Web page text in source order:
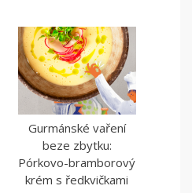
Gurmánské vaření
beze zbytku:
Pórkovo-bramborový
krém s ředkvičkami